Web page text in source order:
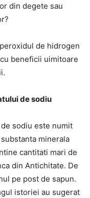
din degete sau
de hidrogen
beneficii uimitoare
de sodiu
sodiu este numit
minerala
cantitati mari de
din Antichitate. De
pe post de sapun.
istoriei au sugerat